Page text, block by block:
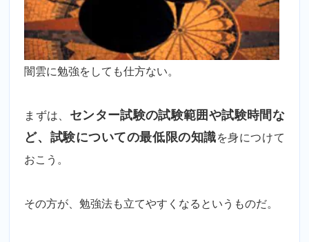
闇雲に勉強をしても仕方ない。
まずは、 センター試験の試験範囲や試験時間な
ど、試験についての最低限の知識を身につけて
おこう。
その方が、勉強法も立てやすくなるというものだ。